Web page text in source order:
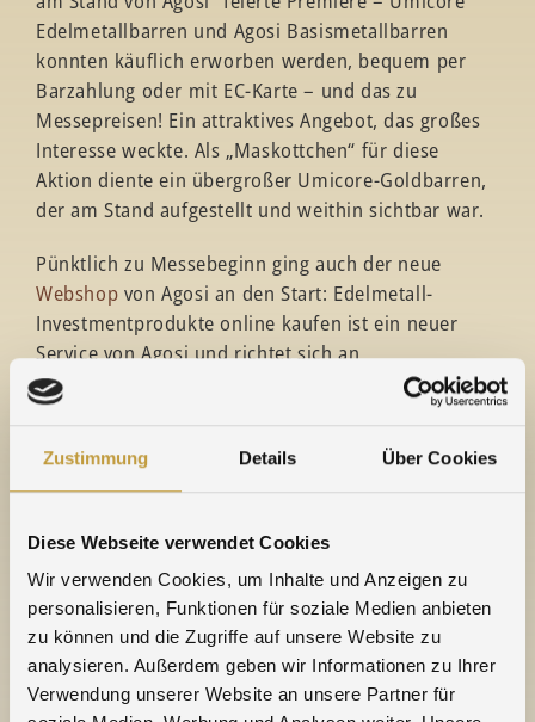
Zustimmung Details Über Cookies
Diese Webseite verwendet Cookies
Wir verwenden Cookies, um Inhalte und Anzeigen zu
personalisieren, Funktionen für soziale Medien anbieten
zu können und die Zugriffe auf unsere Website zu
analysieren. Außerdem geben wir Informationen zu Ihrer
Verwendung unserer Website an unsere Partner für
Edelmetallbarren und Agosi Basismetallbarren
konnten käuflich erworben werden, bequem per
Barzahlung oder mit EC-Karte – und das zu
Messepreisen! Ein attraktives Angebot, das großes
Interesse weckte. Als „Maskottchen“ für diese
Aktion diente ein übergroßer Umicore-Goldbarren,
der am Stand aufgestellt und weithin sichtbar war.
Pünktlich zu Messebeginn ging auch der neue
Webshop von Agosi an den Start: Edelmetall-
Investmentprodukte online kaufen ist ein neuer
Service von Agosi und richtet sich an
Privatpersonen. Damit erweitert das Unternehmen
sein Spektrum erstmals für den privaten
www.agosishop.de
stand besonders das Agosi Angebot
für Edelmetallronden in Feingold und Feinsilber im
Vordergrund – für Agosi insgesamt ein erfolgreicher
Ansatz mit vielen Neukontakten.
Selbstverständlich wird Agosi auch wieder in